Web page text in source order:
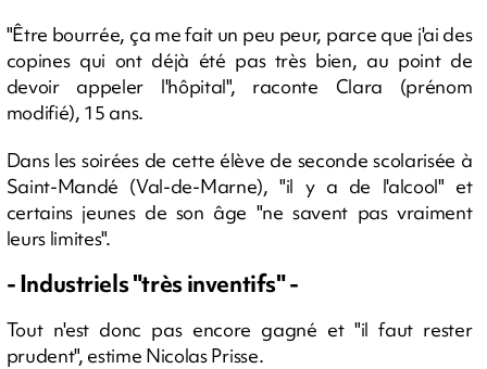
"Être bourrée, ça me fait un peu peur, parce que j'ai des
copines qui ont déjà été pas très bien, au point de
devoir appeler l'hôpital", raconte Clara (prénom
modifié), 15 ans.
Dans les soirées de cette élève de seconde scolarisée à
Saint-Mandé (Val-de-Marne), "il y a de l'alcool" et
certains jeunes de son âge "ne savent pas vraiment
leurs limites".
- Industriels "très inventifs" -
Tout n'est donc pas encore gagné et "il faut rester
prudent", estime Nicolas Prisse.